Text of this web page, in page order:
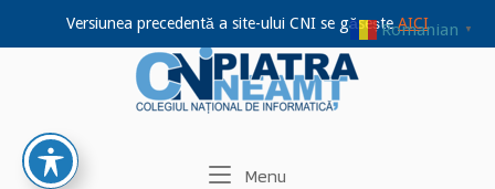
Versiunea precedentă a site-ului CNI se găseșteAICI
Home
Menu
Romanian ▼